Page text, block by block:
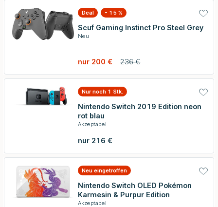
Deal - 15 %
Scuf Gaming Instinct Pro Steel Grey
Neu
nur 200 € 236 €
Nur noch 1 Stk.
Nintendo Switch 2019 Edition neon
rot blau
Akzeptabel
nur 216 €
Neu eingetroffen
Nintendo Switch OLED Pokémon
Karmesin & Purpur Edition
Akzeptabel